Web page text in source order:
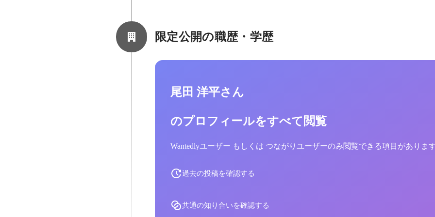
限定公開の職歴・学歴
尾田 洋平さん
のプロフィールをすべて閲覧
Wantedlyユーザー もしくは つながりユーザーのみ閲覧できる項目がありま
過去の投稿を確認する
共通の知り合いを確認する